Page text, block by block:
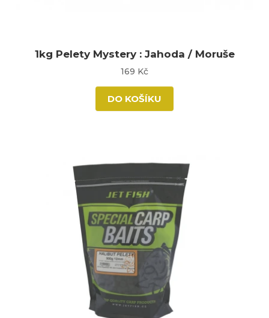
1kg Pelety Mystery : Jahoda / Moruše
169 Kč
DO KOŠÍKU